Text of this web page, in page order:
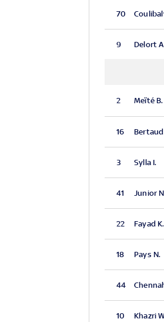
70
9 Delort
2 Meïté B.
16 Bertaud
3 Sylla I.
41 Junior
22 Fayad K.
18 Pays N.
44
10 Khazri